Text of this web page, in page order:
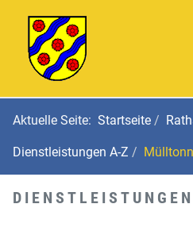
Aktuelle Seite: Startseite
Dienstleistungen A-Z
DIENSTLEISTUNGEN